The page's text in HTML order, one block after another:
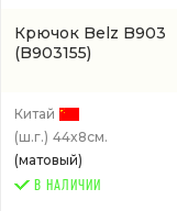
Крючок Belz B903
(B903155)
Китай
(ш.г.) 44x8см.
(матовый)
В НАЛИЧИИ